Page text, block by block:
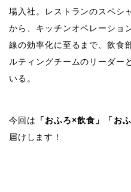
場入社。レストランのスペシ
から、キッチンオペレーショ
線の効率化に至るまで、飲食
ルティングチームのリーダー
いる。
今回は 「おふろ×飲食」「お
届けします！